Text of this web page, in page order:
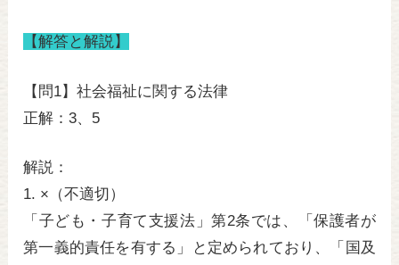
【解答と解説】
【問1】社会福祉に関する法律
正解：3、5
解説：
1. ×（不適切）
「子ども・子育て支援法」第2条では、「保護者が
第一義的責任を有する」と定められており、「国及